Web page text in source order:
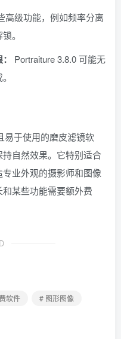
高级功能，例如频率分离
。
Portraiture 3.8.0 可能无
易于使用的磨皮滤镜软
自然效果。它特别适合
业外观的摄影师和图像
某些功能需要额外费
软件
# 图形图像